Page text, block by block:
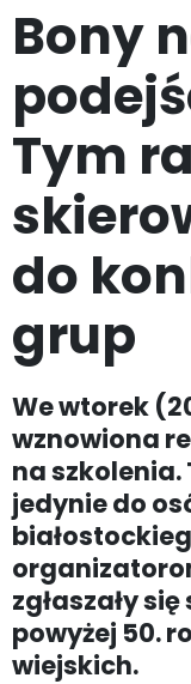
Bony
Tym
do
grup
We wtorek
wznowiona
na
jedynie do
zgłaszały
powyżej 50.
wiejskich.